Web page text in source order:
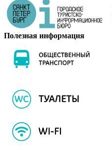
Полезная информация